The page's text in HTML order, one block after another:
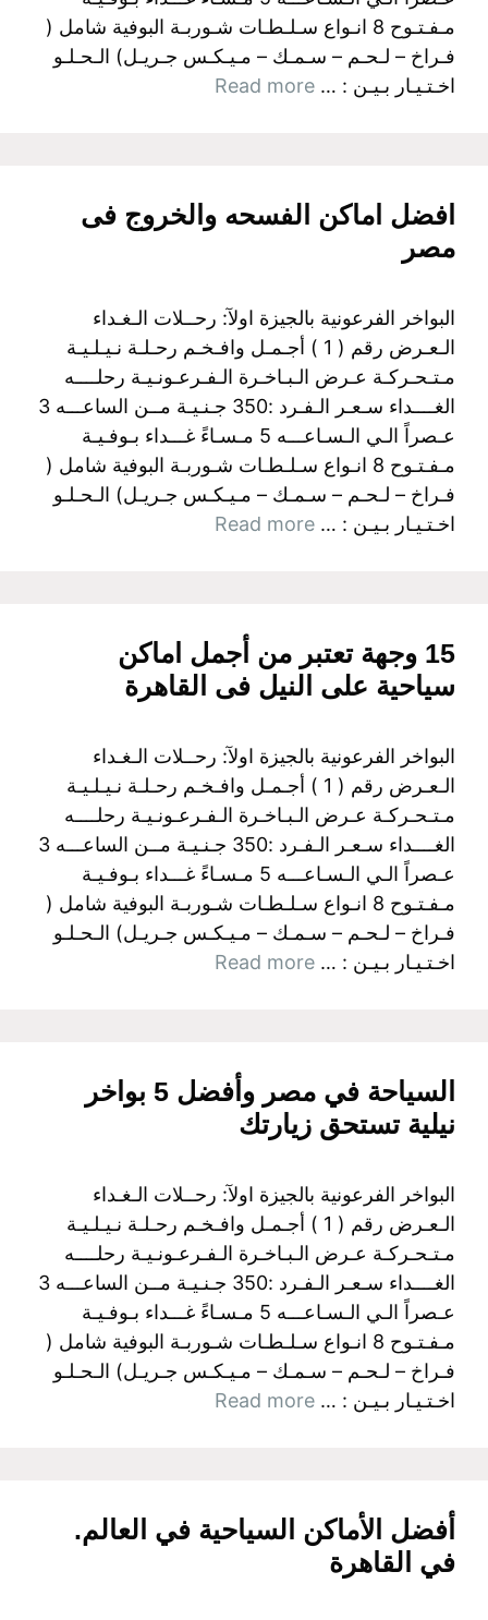
مـفـتـوح 8 انـواع سـلـطـات شـوربـة البوفية شامل (
فـراخ – لـحـم – سـمـك – مـيـكـس جـريـل) الـحـلـو
اخـتـيـار بـيـن : … Read more
افضل اماكن الفسحه والخروج فى
مصر
البواخر الفرعونية بالجيزة اولآ: رحــلات الـغـداء
الـعـرض رقم ( 1 ) أجـمـل وافـخـم رحـلـة نـيـلـيـة
مـتـحـركـة عـرض الـبـاخـرة الـفـرعـونـيـة رحلــــه
الغــــداء سـعـر الـفـرد :350 جـنـيـة مــن الساعـــه 3
عـصراً الـي الـسـاعـــه 5 مـسـاءً غـــداء بـوفـيـة
مـفـتـوح 8 انـواع سـلـطـات شـوربـة البوفية شامل (
فـراخ – لـحـم – سـمـك – مـيـكـس جـريـل) الـحـلـو
اخـتـيـار بـيـن : … Read more
15 وجهة تعتبر من أجمل اماكن
سياحية على النيل فى القاهرة
البواخر الفرعونية بالجيزة اولآ: رحــلات الـغـداء
الـعـرض رقم ( 1 ) أجـمـل وافـخـم رحـلـة نـيـلـيـة
مـتـحـركـة عـرض الـبـاخـرة الـفـرعـونـيـة رحلــــه
الغــــداء سـعـر الـفـرد :350 جـنـيـة مــن الساعـــه 3
عـصراً الـي الـسـاعـــه 5 مـسـاءً غـــداء بـوفـيـة
مـفـتـوح 8 انـواع سـلـطـات شـوربـة البوفية شامل (
فـراخ – لـحـم – سـمـك – مـيـكـس جـريـل) الـحـلـو
اخـتـيـار بـيـن : … Read more
السياحة في مصر وأفضل 5 بواخر
نيلية تستحق زيارتك
البواخر الفرعونية بالجيزة اولآ: رحــلات الـغـداء
الـعـرض رقم ( 1 ) أجـمـل وافـخـم رحـلـة نـيـلـيـة
مـتـحـركـة عـرض الـبـاخـرة الـفـرعـونـيـة رحلــــه
الغــــداء سـعـر الـفـرد :350 جـنـيـة مــن الساعـــه 3
عـصراً الـي الـسـاعـــه 5 مـسـاءً غـــداء بـوفـيـة
مـفـتـوح 8 انـواع سـلـطـات شـوربـة البوفية شامل (
فـراخ – لـحـم – سـمـك – مـيـكـس جـريـل) الـحـلـو
اخـتـيـار بـيـن : … Read more
أفضل الأماكن السياحية في العالم.
في القاهرة